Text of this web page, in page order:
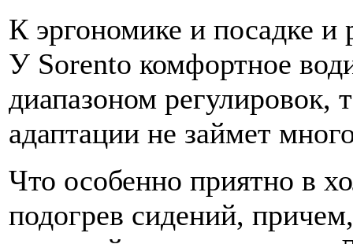
К эргономике и посадке и
У Sorento комфортное
диапазоном регулировок,
адаптации не займет
Что особенно приятно в
подогрев сидений,